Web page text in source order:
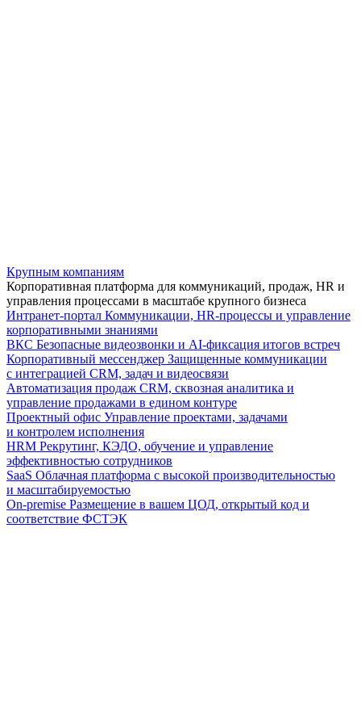
Крупным компаниям
Корпоративная платформа для коммуникаций, продаж, HR и
управления процессами в масштабе крупного бизнеса
Интранет-портал Коммуникации, HR-процессы и управление
корпоративными знаниями
ВКС Безопасные видеозвонки и AI-фиксация итогов встреч
Корпоративный мессенджер Защищенные коммуникации
с интеграцией CRM, задач и видеосвязи
Автоматизация продаж CRM, сквозная аналитика и
управление продажами в едином контуре
Проектный офис Управление проектами, задачами
и контролем исполнения
HRM Рекрутинг, КЭДО, обучение и управление
эффективностью сотрудников
SaaS Облачная платформа с высокой производительностью
и масштабируемостью
On-premise Размещение в вашем ЦОД, открытый код и
соответствие ФСТЭК